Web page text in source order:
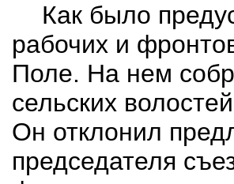
Как было
рабочих и
Поле. На нем
сельских
Он отклонил
председателя